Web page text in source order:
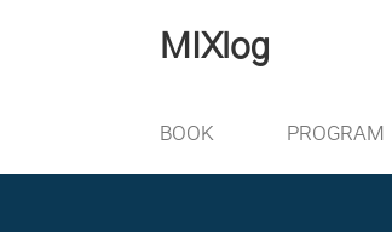
MIXlog
BOOK PROGRAM